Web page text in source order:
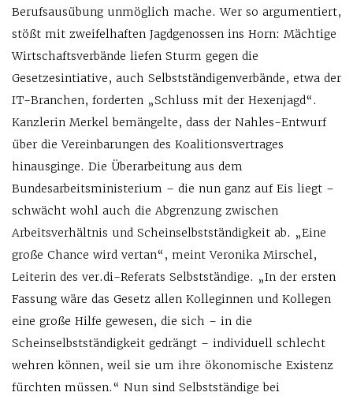
Berufsausübung unmöglich mache. Wer so argumentiert,
stößt mit zweifelhaften Jagdgenossen ins Horn: Mächtige
Wirtschaftsverbände liefen Sturm gegen die
Gesetzesintiative, auch Selbstständigenverbände, etwa der
IT-Branchen, forderten „Schluss mit der Hexenjagd“.
Kanzlerin Merkel bemängelte, dass der Nahles-Entwurf
über die Vereinbarungen des Koalitionsvertrages
hinausginge. Die Überarbeitung aus dem
Bundesarbeitsministerium – die nun ganz auf Eis liegt –
schwächt wohl auch die Abgrenzung zwischen
Arbeitsverhältnis und Scheinselbstständigkeit ab. „Eine
große Chance wird vertan“, meint Veronika Mirschel,
Leiterin des ver.di-Referats Selbstständige. „In der ersten
Fassung wäre das Gesetz allen Kolleginnen und Kollegen
eine große Hilfe gewesen, die sich – in die
Scheinselbstständigkeit gedrängt – individuell schlecht
wehren können, weil sie um ihre ökonomische Existenz
fürchten müssen.“ Nun sind Selbstständige bei